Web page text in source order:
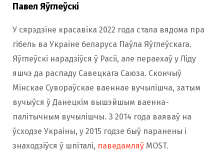
Павел Яўглеўскі
У сярэдзіне красавіка 2022 года стала вядома пра
гібель ва Украіне беларуса Паўла Яўглеўскага.
Яўглеўскі нарадзіўся ў Расіі, але пераехаў у Ліду
яшчэ да распаду Савецкага Саюза. Скончыў
Мінскае Сувораўскае ваеннае вучылішча, затым
вучыўся ў Данецкім вышэйшым ваенна-
палітычным вучылішчы. З 2014 года ваяваў на
ўсходзе Украіны, у 2015 годзе быў паранены і
знаходзіўся ў шпіталі, паведамляў MOST.